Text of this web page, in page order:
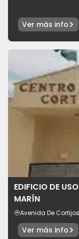
Ver más info
EDIFICIO DE
MARÍN
Avenida De
Ver más info